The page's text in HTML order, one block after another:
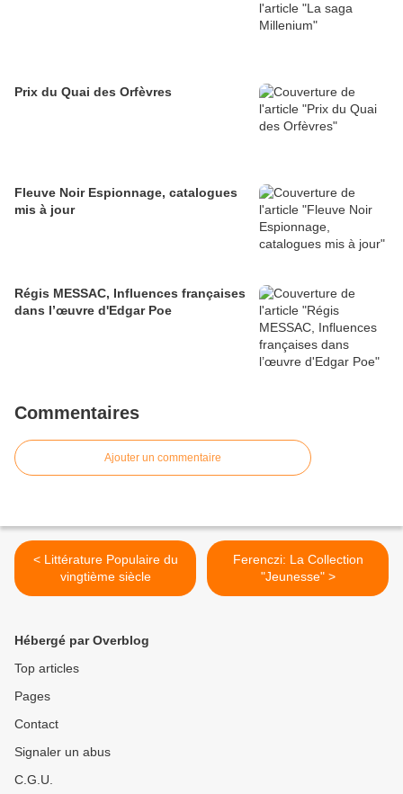
Prix du Quai des Orfèvres
Fleuve Noir Espionnage, catalogues
mis à jour
Régis MESSAC, Influences françaises
dans l’œuvre d'Edgar Poe
Commentaires
Ajouter un commentaire
< Littérature Populaire du
vingtième siècle
Ferenczi: La Collection
"Jeunesse" >
Hébergé par Overblog
Top articles
Pages
Contact
Signaler un abus
C.G.U.